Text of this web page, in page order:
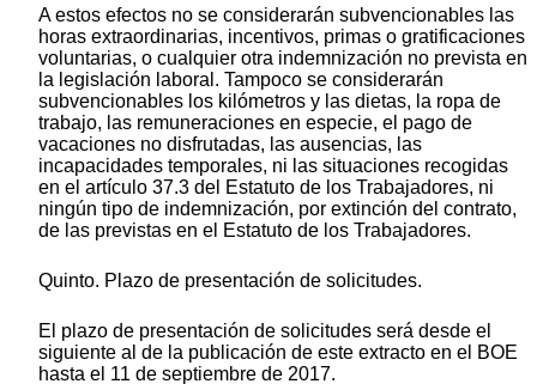
A estos efectos no se considerarán subvencionables las
horas extraordinarias, incentivos, primas o gratificaciones
voluntarias, o cualquier otra indemnización no prevista en
la legislación laboral. Tampoco se considerarán
subvencionables los kilómetros y las dietas, la ropa de
trabajo, las remuneraciones en especie, el pago de
vacaciones no disfrutadas, las ausencias, las
incapacidades temporales, ni las situaciones recogidas
en el artículo 37.3 del Estatuto de los Trabajadores, ni
ningún tipo de indemnización, por extinción del contrato,
de las previstas en el Estatuto de los Trabajadores.
Quinto. Plazo de presentación de solicitudes.
El plazo de presentación de solicitudes será desde el
siguiente al de la publicación de este extracto en el BOE
hasta el 11 de septiembre de 2017.